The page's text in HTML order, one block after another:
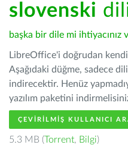
slovenski
başka bir dile mi ihtiyacınız
LibreOffice'i doğrudan
Aşağıdaki düğme, sadece
indirecektir. Henüz
yazılım paketini
ÇEVIRILMIŞ KULLANICI
5.3 MB (Torrent, Bilgi)